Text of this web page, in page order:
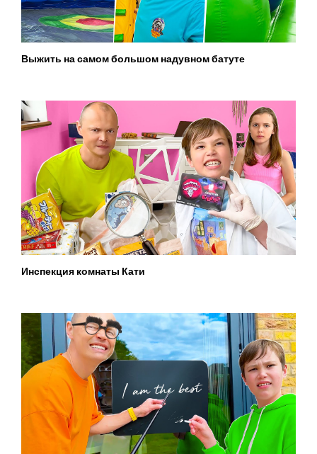
Выжить на самом большом надувном батуте
Инспекция комнаты Кати